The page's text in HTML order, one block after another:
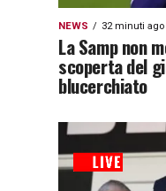
NEWS 32 minuti ago
La Samp non
scoperta del
blucerchiato